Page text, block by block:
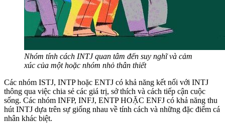
Nhóm tính cách INTJ quan tâm đến suy nghĩ và cảm
xúc của một hoặc nhóm nhỏ thân thiết
Các nhóm ISTJ, INTP hoặc ENTJ có khả năng kết nối với INTJ
thông qua việc chia sẻ các giá trị, sở thích và cách tiếp cận cuộc
sống. Các nhóm INFP, INFJ, ENTP HOẶC ENFJ có khả năng thu
hút INTJ dựa trên sự giống nhau về tính cách và những đặc điểm cá
nhân khác biệt.